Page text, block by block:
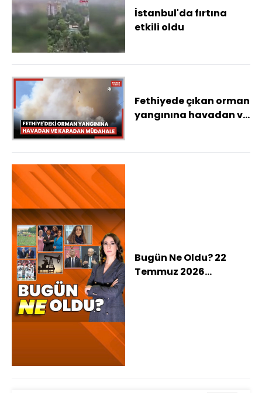
İstanbul'da fırtına
etkili oldu
Fethiyede çıkan orman
yangınına havadan ve
Bugün Ne Oldu? 22
Temmuz 2026